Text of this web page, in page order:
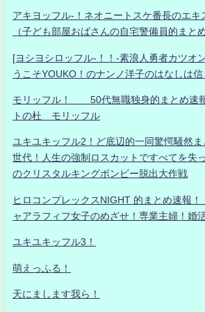
アキヨッフル-！ネオニートスケ番長のエキ
（子ども部屋おばさんの自宅警備員的まと
[ヨシヨシロッフル-！！-素浪人勇者カツオ
うこそYOUKO！のナンノ洋子のはなしは
モリッフル！ 50代無職独身的まとめ速
トの杜 モリッフル
ユキユキッフル2！ど底辺的一同驚愕騒然
世代！人生の強制ロスカットですべてを失
のクリスタルキングボンビー脱出大作戦
ヒロコンプレックスNIGHT 的まとめ速報
ャアラフィフ女子のめざせ！専業主婦！婚
ユキユキッフル3！
萌えっふる！
天にまします我ら！